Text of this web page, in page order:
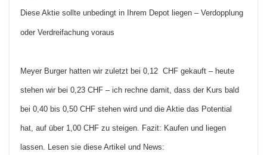
Diese Aktie sollte unbedingt in Ihrem Depot liegen – Verdopplung
oder Verdreifachung voraus
Meyer Burger hatten wir zuletzt bei 0,12 CHF gekauft – heute
stehen wir bei 0,23 CHF – ich rechne damit, dass der Kurs bald
bei 0,40 bis 0,50 CHF stehen wird und die Aktie das Potential
hat, auf über 1,00 CHF zu steigen. Fazit: Kaufen und liegen
lassen. Lesen sie diese Artikel und News: